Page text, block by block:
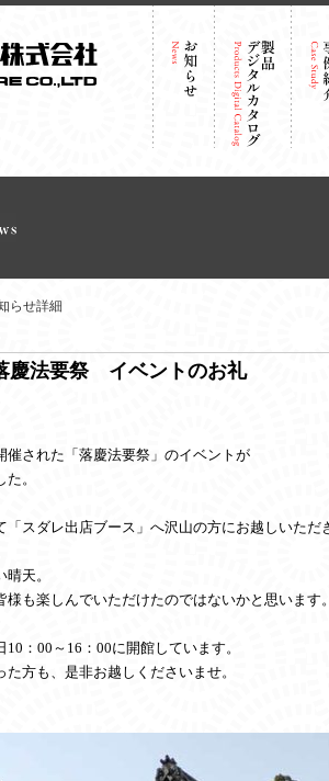
らせ詳細
慶法要祭 イベントのお礼
催された「落慶法要祭」のイベントが
。
「スダレ出店ブース」へ沢山の方にお越しいただ
天。
も楽しんでいただけたのではないかと思います。
10 ： 00 ～ 16 ： 00に開館しています。
方も、是非お越しくださいませ。